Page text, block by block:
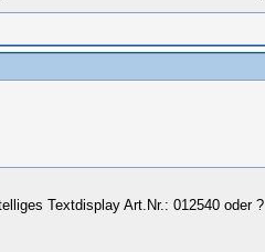
Textdisplay Art.Nr.: 012540 oder ?